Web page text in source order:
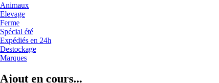
Animaux
Elevage
Ferme
Spécial été
Expédiés en 24h
Destockage
Marques
Ajout en cours...